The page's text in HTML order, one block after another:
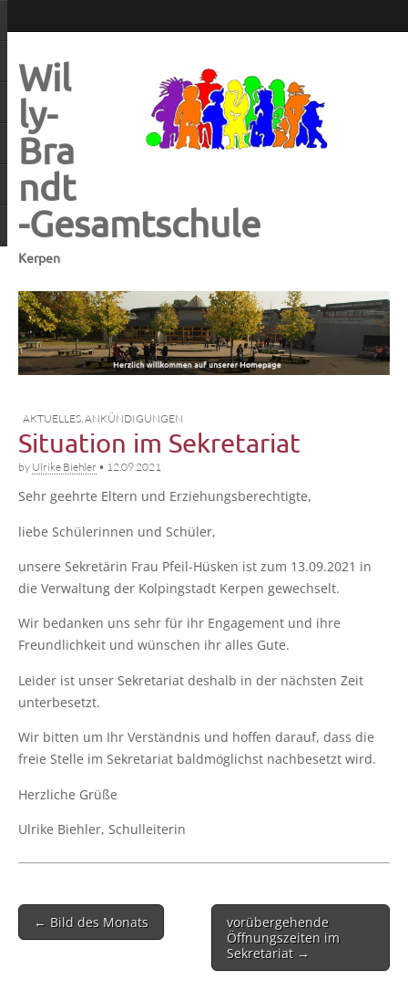
Wil
ly-
Bra
ndt
-Gesamtschule
Kerpen
AKTUELLES ANKÜNDIGUNGEN
Situation im Sekretariat
by Ulrike Biehler • 12.09.2021
Sehr geehr­te Eltern und Erziehungsberechtigte,
lie­be Schü­le­rin­nen und Schüler,
unse­re Sekre­tä­rin Frau Pfeil-Hüs­ken ist zum 13.09.2021 in
die Ver­wal­tung der Kol­ping­stadt Ker­pen gewechselt.
Wir bedan­ken uns sehr für ihr Enga­ge­ment und ihre
Freund­lich­keit und wün­schen ihr alles Gute.
Lei­der ist unser Sekre­ta­ri­at des­halb in der nächs­ten Zeit
unterbesetzt.
Wir bit­ten um Ihr Ver­ständ­nis und hof­fen dar­auf, dass die
freie Stel­le im Sekre­ta­ri­at bald­mög­lichst nach­be­setzt wird.
Herz­li­che Grüße
Ulri­ke Bieh­ler, Schulleiterin
Post
navigation
← Bild des Monats
vorübergehende
Öffnungszeiten im
Sekretariat →